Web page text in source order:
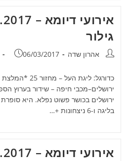
גילור
מחבר:אהרון שדה פורסם:
06/03/2017
בליגה ו-6 ניצחונות +…
אירועי דיומא – 05.03.2017